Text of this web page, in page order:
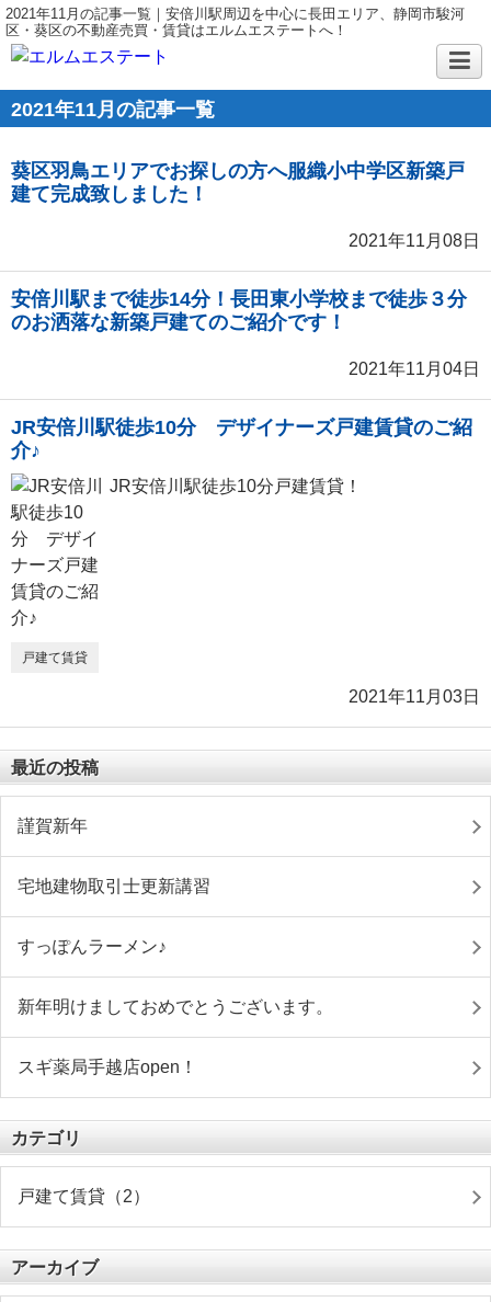
2021年11月の記事一覧｜安倍川駅周辺を中心に長田エリア、静岡市駿河
区・葵区の不動産売買・賃貸はエルムエステートへ！
2021年11月の記事一覧
葵区羽鳥エリアでお探しの方へ服織小中学区新築戸
建て完成致しました！
2021年11月08日
安倍川駅まで徒歩14分！長田東小学校まで徒歩３分
のお洒落な新築戸建てのご紹介です！
2021年11月04日
JR安倍川駅徒歩10分 デザイナーズ戸建賃貸のご紹
介♪
JR安倍川駅徒歩10分戸建賃貸！
戸建て賃貸
2021年11月03日
最近の投稿
謹賀新年
宅地建物取引士更新講習
すっぽんラーメン♪
新年明けましておめでとうございます。
スギ薬局手越店open！
カテゴリ
戸建て賃貸（2）
アーカイブ